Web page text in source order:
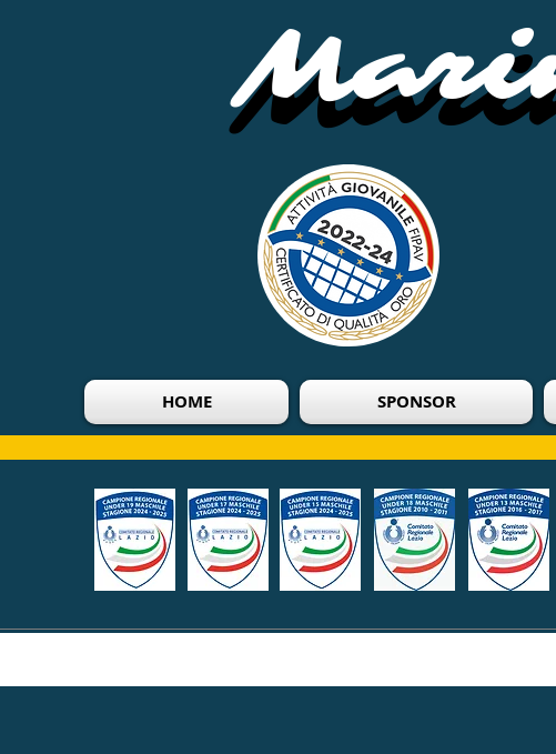
HOME SPONSOR